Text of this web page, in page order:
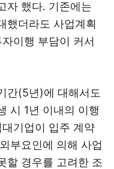
자 했다. 기존에는
했더라도 사업계획
이행 부담이 커서
간(5년)에 대해서도
시 1년 이내의 이행
기업이 입주 계약
부요인에 의해 사업
할 경우를 고려한 조